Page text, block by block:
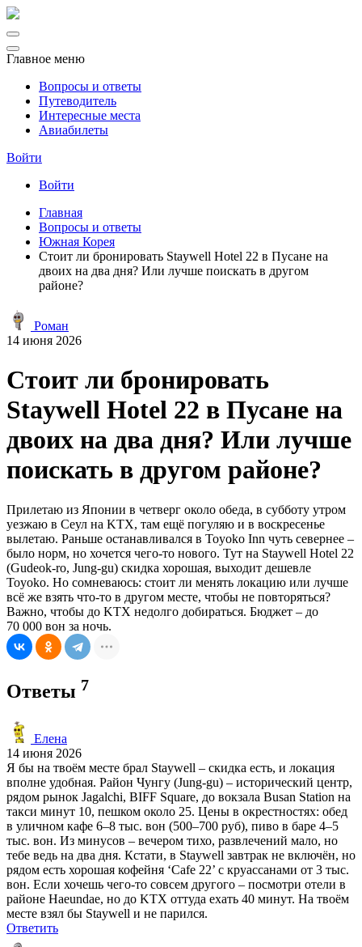
Главное меню
Вопросы и ответы
Путеводитель
Интересные места
Авиабилеты
Войти
Войти
Главная
Вопросы и ответы
Южная Корея
Стоит ли бронировать Staywell Hotel 22 в Пусане на
двоих на два дня? Или лучше поискать в другом
районе?
Роман
14 июня 2026
Стоит ли бронировать
Staywell Hotel 22 в Пусане на
двоих на два дня? Или лучше
поискать в другом районе?
Прилетаю из Японии в четверг около обеда, в субботу утром
уезжаю в Сеул на KTX, там ещё погуляю и в воскресенье
вылетаю. Раньше останавливался в Toyoko Inn чуть севернее –
было норм, но хочется чего-то нового. Тут на Staywell Hotel 22
(Gudeok-ro, Jung-gu) скидка хорошая, выходит дешевле
Toyoko. Но сомневаюсь: стоит ли менять локацию или лучше
всё же взять что-то в другом месте, чтобы не повторяться?
Важно, чтобы до KTX недолго добираться. Бюджет – до
70 000 вон за ночь.
Ответы 7
Елена
14 июня 2026
Я бы на твоём месте брал Staywell – скидка есть, и локация
вполне удобная. Район Чунгу (Jung-gu) – исторический центр,
рядом рынок Jagalchi, BIFF Square, до вокзала Busan Station на
такси минут 10, пешком около 25. Цены в окрестностях: обед
в уличном кафе 6–8 тыс. вон (500–700 руб), пиво в баре 4–5
тыс. вон. Из минусов – вечером тихо, развлечений мало, но
тебе ведь на два дня. Кстати, в Staywell завтрак не включён, но
рядом есть хорошая кофейня ‘Cafe 22’ с круассанами от 3 тыс.
вон. Если хочешь чего-то совсем другого – посмотри отели в
районе Haeundae, но до KTX оттуда ехать 40 минут. На твоём
месте взял бы Staywell и не парился.
Ответить